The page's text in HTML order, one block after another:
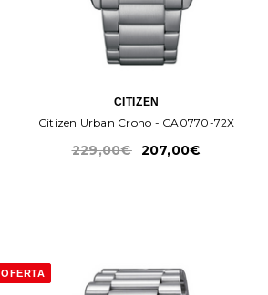
CITIZEN
Citizen Urban Crono - CA0770-72X
229,00€ 207,00€
OFERTA